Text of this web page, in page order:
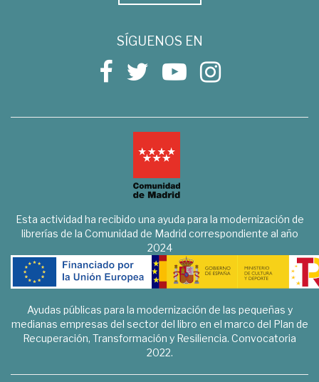
SÍGUENOS EN
Esta actividad ha recibido una ayuda para la modernización de
librerías de la Comunidad de Madrid correspondiente al año
2024
Ayudas públicas para la modernización de las pequeñas y
medianas empresas del sector del libro en el marco del Plan de
Recuperación, Transformación y Resiliencia. Convocatoria
2022.